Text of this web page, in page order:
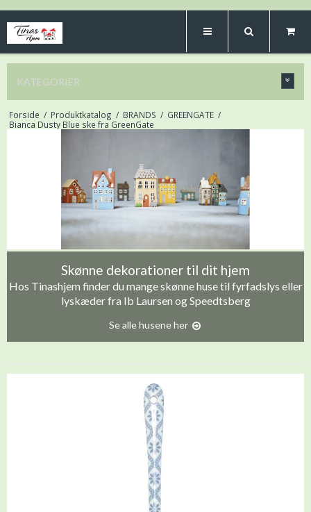
KATEGORIER
Forside / Produktkatalog / BRANDS / GREENGATE /
Bianca Dusty Blue ske fra GreenGate
Skønne dekorationer til dit hjem
Hos Tinashjem finder du mange skønne huse til fyrfadslys eller
lyskæder fra Ib Laursen og Speedtsberg
Se alle husene her